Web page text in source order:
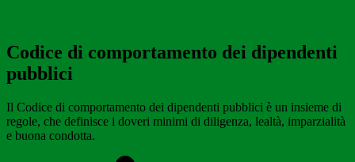
Codice di comportamento dei dipendenti
pubblici
Il Codice di comportamento dei dipendenti pubblici è un insieme di
regole, che definisce i doveri minimi di diligenza, lealtà, imparzialità
e buona condotta.